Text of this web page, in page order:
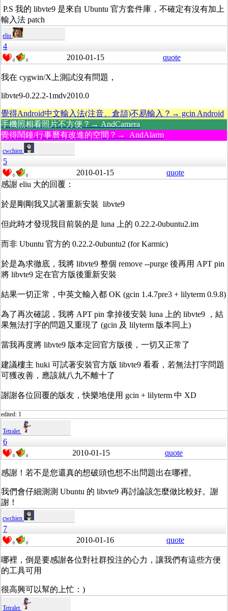
P.S 我的 libvte9 是來自 Ubuntu 官方套件庫，不確定有沒有加上
輸入法 patch
eliu
4
0 0 2010-01-15 quote
我在 cygwin/X上測試沒有問題，
libvte9-0.22.2-1mdv2010.0
覺得Android中文輸入法(注音、倉頡)不易輸入？→ gcin Android
手機照相看照片不方便？→ AndCamera
覺得鬧鐘/行事曆有改進的空間？→ AndAlarm
cwchien
5
0 0 2010-01-15
quote
感謝 eliu 大的回覆：
於是剛剛我又試著重新安裝 libvte9
但此時才發現我目前裝的是 luna 上的 0.22.2-0ubuntu2.im
而非 Ubuntu 官方的 0.22.2-0ubuntu2 (for Karmic)
於是為求徹底，我將 libvte9 整個 remove --purge 後再用 APT pin
將 libvte9 定在官方版後重新安裝
結果一切正常，中英文輸入都 OK (gcin 1.4.7pre3 + lilyterm 0.9.8)
為了再次確認，我將 APT pin 拿掉後安裝 luna 上的 libvte9 ，結
果無法打字的問題又重現了 (gcin 及 lilyterm 版本同上)
當我再度將 libvte9 版本定回官方版後，一切又正常了
建議樓主 huki 可試著安裝官方版 libvte9 看看，若無法打字問題
可獲改善，應該就八九不離十了
謝謝各位回覆的版友，快樂地使用 gcin + lilyterm 中 XD
edited: 1
Tetralet
6
0 0 2010-01-15 quote
感謝！若不是您還真的想破頭也想不出問題出在哪裡。
我們會仔細測測 Ubuntu 的 libvte9 再討論該怎麼做比較好。謝
謝！
cwchien
7
0 0 2010-01-16 quote
哪裡，倒是要感謝各位對社群投注的心力，讓我們有這些方便
的工具可用
很高興可以幫的上忙：)
Tetralet